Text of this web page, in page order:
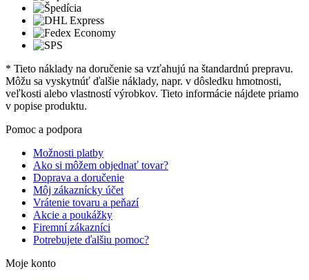
* Tieto náklady na doručenie sa vzťahujú na štandardnú prepravu.
Môžu sa vyskytnúť ďalšie náklady, napr. v dôsledku hmotnosti,
veľkosti alebo vlastností výrobkov. Tieto informácie nájdete priamo
v popise produktu.
Pomoc a podpora
Možnosti platby
Ako si môžem objednať tovar?
Doprava a doručenie
Môj zákaznícky účet
Vrátenie tovaru a peňazí
Akcie a poukážky
Firemní zákazníci
Potrebujete ďalšiu pomoc?
Moje konto